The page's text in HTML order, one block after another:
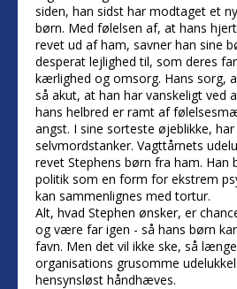
siden, han sidst har modtaget et
børn. Med følelsen af, at hans
revet ud af ham, savner han sine
desperat lejlighed til, som deres
kærlighed og omsorg. Hans sorg,
så akut, at han har vanskeligt ved
hans helbred er ramt af
angst. I sine sorteste øjeblikke,
selvmordstanker. Vagttårnets
revet Stephens børn fra ham. Han
politik som en form for ekstrem
kan sammenlignes med tortur.
Alt, hvad Stephen ønsker, er
og være far igen - så hans børn
favn. Men det vil ikke ske, så
organisations grusomme
hensynsløst håndhæves.